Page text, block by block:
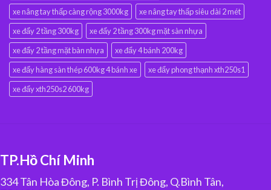
xe nâng tay thấp càng rộng 3000kg
xe nâng tay thấp siêu dài 2 mét
xe đẩy 2 tầng 300kg
xe đẩy 2 tầng 300kg mặt sàn nhựa
xe đẩy 2 tầng mặt bàn nhựa
xe đẩy 4 bánh 200kg
xe đẩy hàng sàn thép 600kg 4 bánh xe
xe đẩy phong thạnh xth250s1
xe đẩy xth250s2 600kg
TP.Hồ Chí Minh
334 Tân Hòa Đông, P. Bình Trị Đông, Q.Bình Tân,